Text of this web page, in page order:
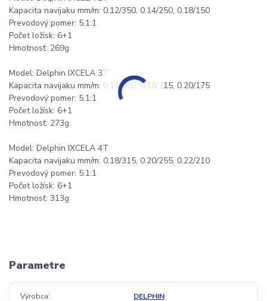
Kapacita navijaku mm/m: 0.12/350, 0.14/250, 0.18/150
Prevodový pomer: 5.1:1
Počet ložísk: 6+1
Hmotnosť: 269g
Model: Delphin IXCELA 3T
Kapacita navijaku mm/m: 0.14/360, 0.18/215, 0.20/175
Prevodový pomer: 5.1:1
Počet ložísk: 6+1
Hmotnosť: 273g
Model: Delphin IXCELA 4T
Kapacita navijaku mm/m: 0.18/315, 0.20/255, 0.22/210
Prevodový pomer: 5.1:1
Počet ložísk: 6+1
Hmotnosť: 313g
Parametre
Výrobca DELPHIN